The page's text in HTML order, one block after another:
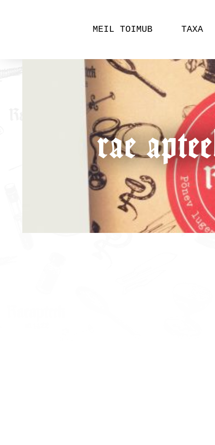
MEIL TOIMUB TAXA
rae